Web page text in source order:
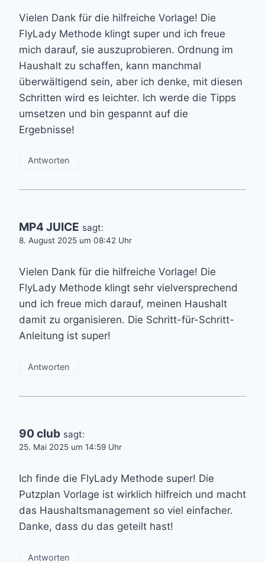
Vielen Dank für die hilfreiche Vorlage! Die
FlyLady Methode klingt super und ich freue
mich darauf, sie auszuprobieren. Ordnung im
Haushalt zu schaffen, kann manchmal
überwältigend sein, aber ich denke, mit diesen
Schritten wird es leichter. Ich werde die Tipps
umsetzen und bin gespannt auf die
Ergebnisse!
Antworten
MP4 JUICE sagt:
8. August 2025 um 08:42 Uhr
Vielen Dank für die hilfreiche Vorlage! Die
FlyLady Methode klingt sehr vielversprechend
und ich freue mich darauf, meinen Haushalt
damit zu organisieren. Die Schritt-für-Schritt-
Anleitung ist super!
Antworten
90 club sagt:
25. Mai 2025 um 14:59 Uhr
Ich finde die FlyLady Methode super! Die
Putzplan Vorlage ist wirklich hilfreich und macht
das Haushaltsmanagement so viel einfacher.
Danke, dass du das geteilt hast!
Antworten